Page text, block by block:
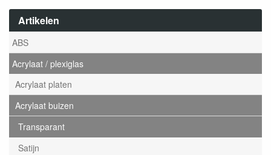
Artikelen
ABS
Acrylaat / plexiglas
Acrylaat platen
Acrylaat buizen
Transparant
Satijn